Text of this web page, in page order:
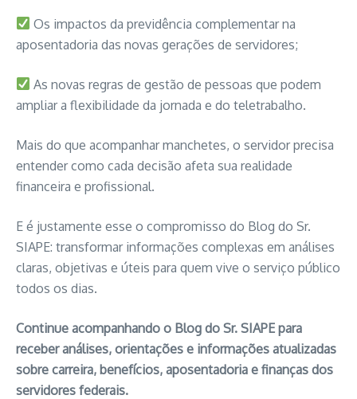
Os impactos da previdência complementar na
aposentadoria das novas gerações de servidores;
As novas regras de gestão de pessoas que podem
ampliar a flexibilidade da jornada e do teletrabalho.
Mais do que acompanhar manchetes, o servidor precisa
entender como cada decisão afeta sua realidade
financeira e profissional.
E é justamente esse o compromisso do Blog do Sr.
SIAPE: transformar informações complexas em análises
claras, objetivas e úteis para quem vive o serviço público
todos os dias.
Continue acompanhando o Blog do Sr. SIAPE para
receber análises, orientações e informações atualizadas
sobre carreira, benefícios, aposentadoria e finanças dos
servidores federais.